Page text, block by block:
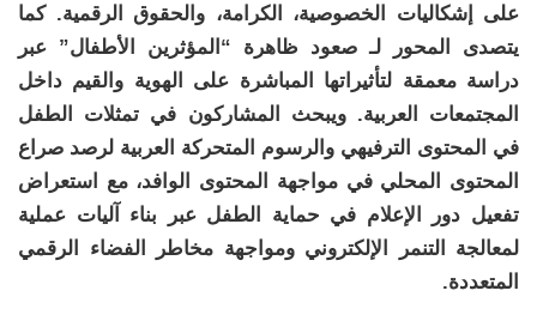
على إشكاليات الخصوصية، الكرامة، والحقوق الرقمية. كما
يتصدى المحور لـ صعود ظاهرة “المؤثرين الأطفال” عبر
دراسة معمقة لتأثيراتها المباشرة على الهوية والقيم داخل
المجتمعات العربية. ويبحث المشاركون في تمثلات الطفل
في المحتوى الترفيهي والرسوم المتحركة العربية لرصد صراع
المحتوى المحلي في مواجهة المحتوى الوافد، مع استعراض
تفعيل دور الإعلام في حماية الطفل عبر بناء آليات عملية
لمعالجة التنمر الإلكتروني ومواجهة مخاطر الفضاء الرقمي
المتعددة.